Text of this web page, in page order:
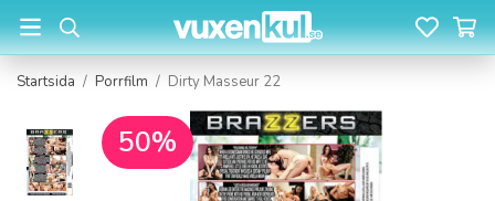
Startsida / Porrfilm / Dirty Masseur 22
50%